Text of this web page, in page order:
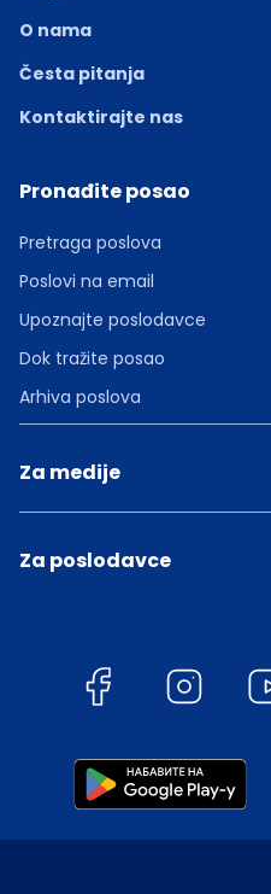
O nama
Česta pitanja
Kontaktirajte nas
Pronađite posao
Pretraga poslova
Poslovi na email
Upoznajte poslodavce
Dok tražite posao
Arhiva poslova
Za medije
Za poslodavce